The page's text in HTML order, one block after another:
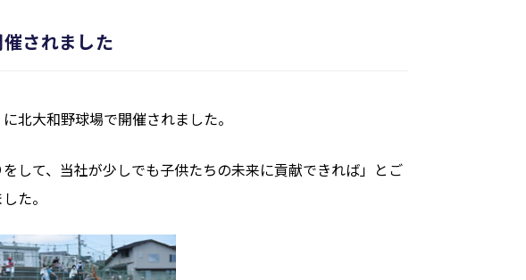
されました
北大和野球場で開催されました。
して、当社が少しでも子供たちの未来に貢献できれば」とご
た。